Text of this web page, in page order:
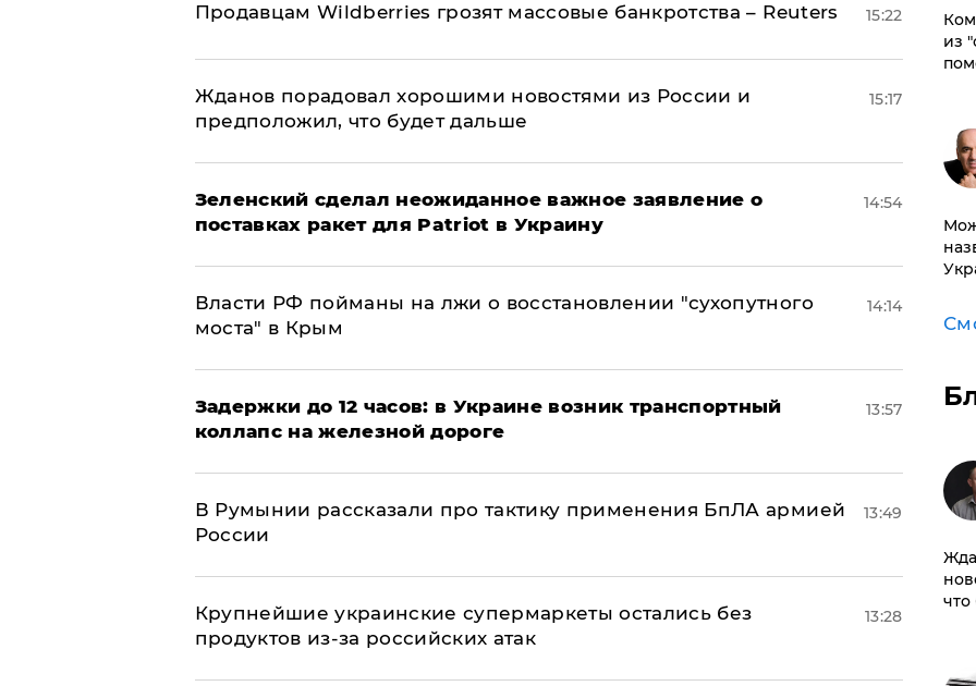
Продавцам Wildberries грозят массовые банкротства – Reuters 15:22
Жданов порадовал хорошими новостями из России и
предположил, что будет дальше
15:17
Зеленский сделал неожиданное важное заявление о
поставках ракет для Patriot в Украину
14:54
Власти РФ пойманы на лжи о восстановлении "сухопутного
моста" в Крым
14:14
Задержки до 12 часов: в Украине возник транспортный
коллапс на железной дороге
13:57
В Румынии рассказали про тактику применения БпЛА армией
России
13:49
Крупнейшие украинские супермаркеты остались без
продуктов из-за российских атак
13:28
из
что